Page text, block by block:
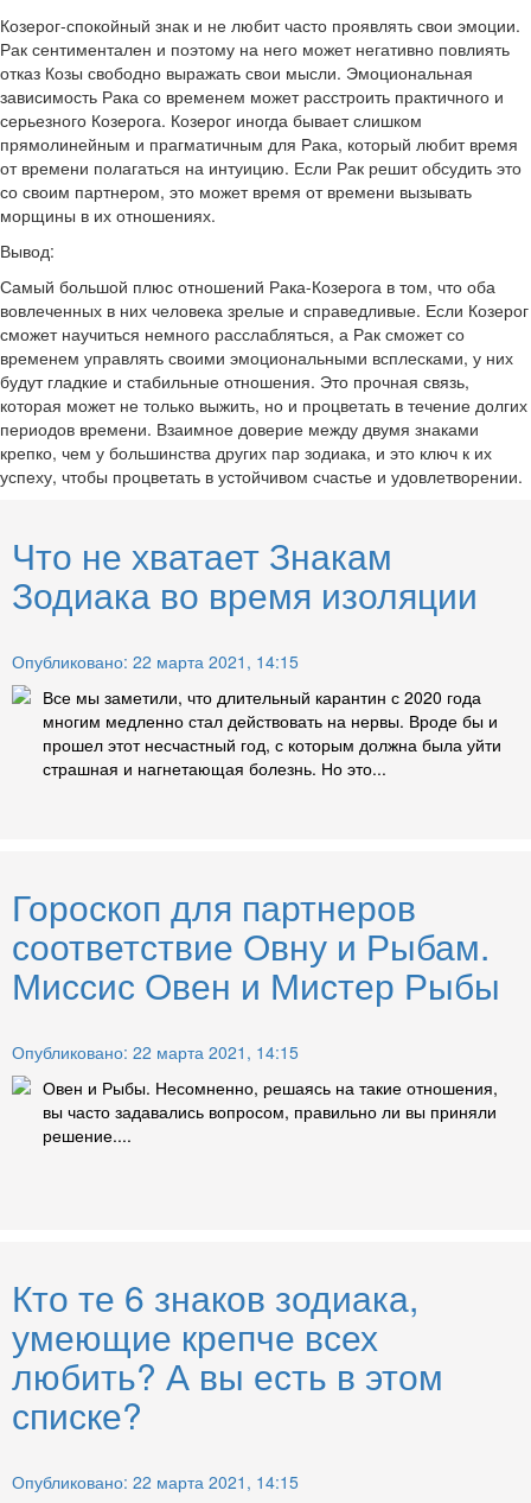
Козерог-спокойный знак и не любит часто проявлять свои эмоции.
Рак сентиментален и поэтому на него может негативно повлиять
отказ Козы свободно выражать свои мысли. Эмоциональная
зависимость Рака со временем может расстроить практичного и
серьезного Козерога. Козерог иногда бывает слишком
прямолинейным и прагматичным для Рака, который любит время
от времени полагаться на интуицию. Если Рак решит обсудить это
со своим партнером, это может время от времени вызывать
морщины в их отношениях.
Вывод:
Самый большой плюс отношений Рака-Козерога в том, что оба
вовлеченных в них человека зрелые и справедливые. Если Козерог
сможет научиться немного расслабляться, а Рак сможет со
временем управлять своими эмоциональными всплесками, у них
будут гладкие и стабильные отношения. Это прочная связь,
которая может не только выжить, но и процветать в течение долгих
периодов времени. Взаимное доверие между двумя знаками
крепко, чем у большинства других пар зодиака, и это ключ к их
успеху, чтобы процветать в устойчивом счастье и удовлетворении.
Что не хватает Знакам
Зодиака во время изоляции
Опубликовано: 22 марта 2021, 14:15
Все мы заметили, что длительный карантин с 2020 года
многим медленно стал действовать на нервы. Вроде бы и
прошел этот несчастный год, с которым должна была уйти
страшная и нагнетающая болезнь. Но это...
Гороскоп для партнеров
соответствие Овну и Рыбам.
Миссис Овен и Мистер Рыбы
Опубликовано: 22 марта 2021, 14:15
Овен и Рыбы. Несомненно, решаясь на такие отношения,
вы часто задавались вопросом, правильно ли вы приняли
решение....
Кто те 6 знаков зодиака,
умеющие крепче всех
любить? А вы есть в этом
списке?
Опубликовано: 22 марта 2021, 14:15